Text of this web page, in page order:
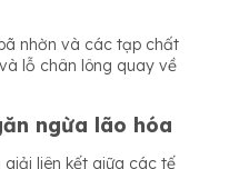
nhờn và các tạp chất
lỗ chân lông quay về
ngừa lão hóa
liên kết giữa các tế